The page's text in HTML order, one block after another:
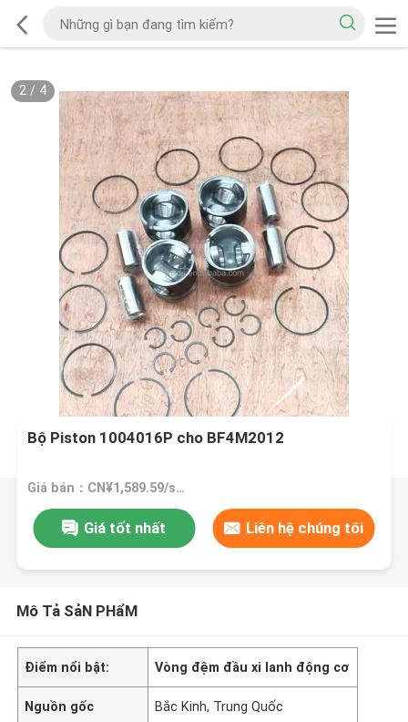
2/ 4
Bộ Piston 1004016P cho BF4M2012
Giá bán：CN¥1,589.59/sets 1-99 sets
Giá tốt nhất Liên hệ chúng tôi
Mô Tả SảN PHẩM
Điểm nổi bật: Vòng đệm đầu xi lanh động cơ
Nguồn gốc Bắc Kinh, Trung Quốc